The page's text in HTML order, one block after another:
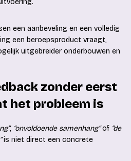
een aanbeveling en een volledig
een beroepsproduct vraagt,
uitgebreider onderbouwen en
zonder eerst
het probleem is
, “onvoldoende samenhang”of “de
is niet direct een concrete